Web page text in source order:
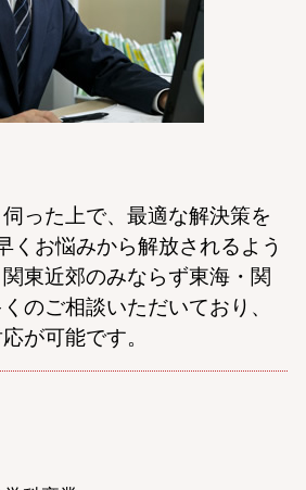
で終わる
士 相談 全国対応
ル 弁護士 相談 東京
弁護士 相談 東京
婚 弁護士
った上で、最適な解決策を
くお悩みから解放されるよう
東近郊のみならず東海・関
のご相談いただいており、
が可能です。